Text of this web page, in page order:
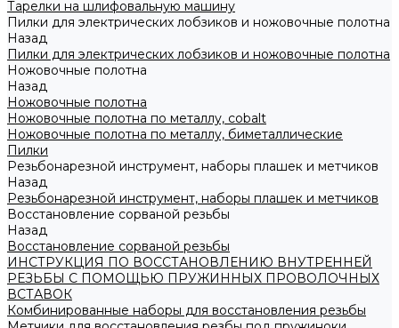
Тарелки на шлифовальную машину
Пилки для электрических лобзиков и ножовочные полотна
Назад
Пилки для электрических лобзиков и ножовочные полотна
Ножовочные полотна
Назад
Ножовочные полотна
Ножовочные полотна по металлу, cobalt
Ножовочные полотна по металлу, биметаллические
Пилки
Резьбонарезной инструмент, наборы плашек и метчиков
Назад
Резьбонарезной инструмент, наборы плашек и метчиков
Восстановление сорваной резьбы
Назад
Восстановление сорваной резьбы
ИНСТРУКЦИЯ ПО ВОССТАНОВЛЕНИЮ ВНУТРЕННЕЙ
РЕЗЬБЫ С ПОМОЩЬЮ ПРУЖИННЫХ ПРОВОЛОЧНЫХ
ВСТАВОК
Комбинированные наборы для восстановления резьбы